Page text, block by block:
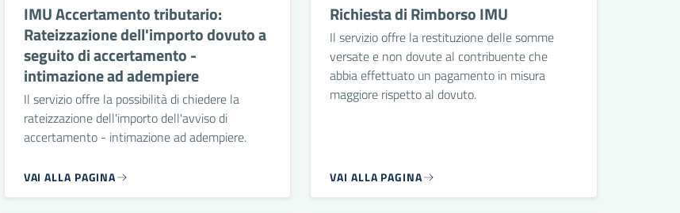
IMU Accertamento tributario:
Rateizzazione dell'importo dovuto a
seguito di accertamento -
intimazione ad adempiere
Il servizio offre la possibilità di chiedere la
rateizzazione dell'importo dell'avviso di
accertamento - intimazione ad adempiere.
VAI ALLA PAGINA
Richiesta di Rimborso IMU
Il servizio offre la restituzione delle somme
versate e non dovute al contribuente che
abbia effettuato un pagamento in misura
maggiore rispetto al dovuto.
VAI ALLA PAGINA